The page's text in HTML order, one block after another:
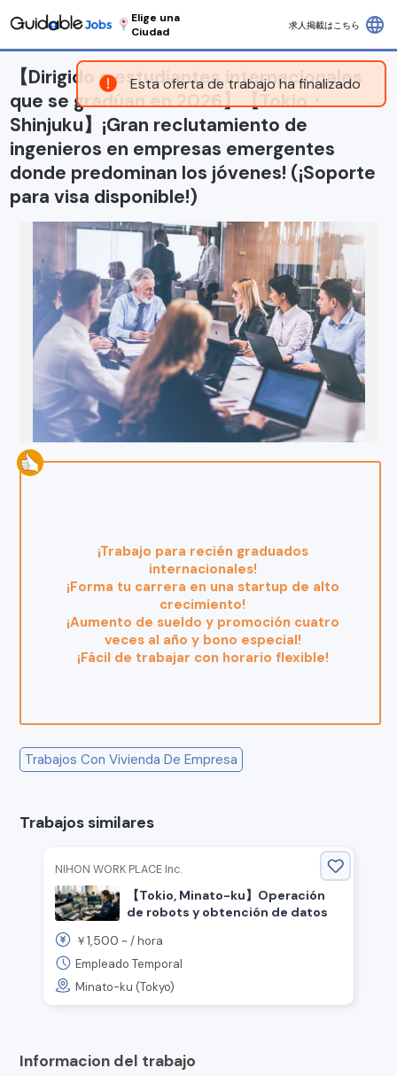
Esta oferta de trabajo ha finalizado
Elige una
Ciudad
求人掲載はこちら language
【Dirigido a estudiantes internacionales
que se gradúan en 2026】【Tokio・
Shinjuku】¡Gran reclutamiento de
ingenieros en empresas emergentes
donde predominan los jóvenes! (¡Soporte
para visa disponible!)
¡Trabajo para recién graduados
internacionales!
¡Forma tu carrera en una startup de alto
crecimiento!
¡Aumento de sueldo y promoción cuatro
veces al año y bono especial!
¡Fácil de trabajar con horario flexible!
Trabajos Con Vivienda De Empresa
Trabajos similares
NIHON WORK PLACE Inc.
【Tokio, Minato-ku】Operación
de robots y obtención de datos
￥1,500 ~ /hora
Empleado Temporal
Minato-ku (Tokyo)
Informacion del trabajo